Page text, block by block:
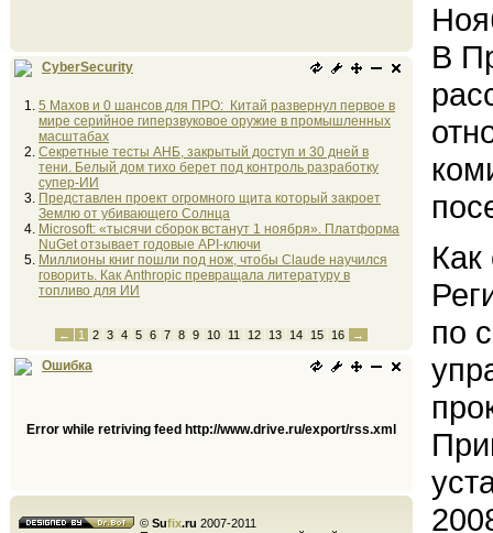
CyberSecurity
5 Махов и 0 шансов для ПРО: Китай развернул первое в
мире серийное гиперзвуковое оружие в промышленных
масштабах
Секретные тесты АНБ, закрытый доступ и 30 дней в
тени. Белый дом тихо берет под контроль разработку
супер-ИИ
Представлен проект огромного щита который закроет
Землю от убивающего Солнца
Microsoft: «тысячи сборок встанут 1 ноября». Платформа
NuGet отзывает годовые API-ключи
Миллионы книг пошли под нож, чтобы Claude научился
говорить. Как Anthropic превращала литературу в
топливо для ИИ
← 1 2 3 4 5 6 7 8 9 10 11 12 13 14 15 16 →
Ошибка
Error while retriving feed http://www.drive.ru/export/rss.xml
© Sufix.ru 2007-2011
В
по